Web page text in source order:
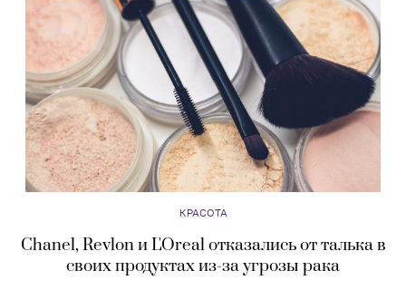
КРАСОТА
Chanel, Revlon и L'Oreal отказались от талька в
своих продуктах из-за угрозы рака